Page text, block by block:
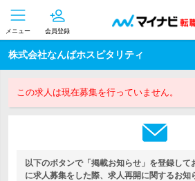
メニュー 会員登録
株式会社なんばホスピタリティ
この求人は現在募集を行っていません。
以下のボタンで「掲載お知らせ」を登録して
に求人募集をした際、求人再開に関するお知